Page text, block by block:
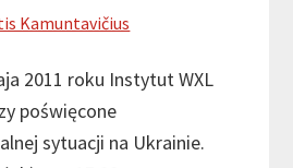
Kamuntavičius
2011 roku Instytut WXL
poświęcone
sytuacji na Ukrainie.